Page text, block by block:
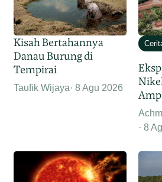
Kisah Bertahannya
Danau Burung di
Tempirai
Taufik Wijaya 8 Agu 2026
8